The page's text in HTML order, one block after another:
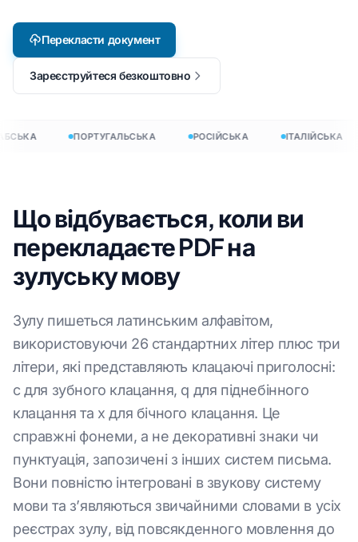
Перекласти документ
Зареєструйтеся безкоштовно
ПОРТУГАЛЬСЬКА РОСІЙСЬКА ІТАЛІЙСЬКА
Що відбувається, коли ви
перекладаєте PDF на
зулуську мову
Зулу пишеться латинським алфавітом,
використовуючи 26 стандартних літер плюс три
літери, які представляють клацаючі приголосні:
c для зубного клацання, q для піднебінного
клацання та x для бічного клацання. Це
справжні фонеми, а не декоративні знаки чи
пунктуація, запозичені з інших систем письма.
Вони повністю інтегровані в звукову систему
мови та з’являються звичайними словами в усіх
реєстрах зулу, від повсякденного мовлення до